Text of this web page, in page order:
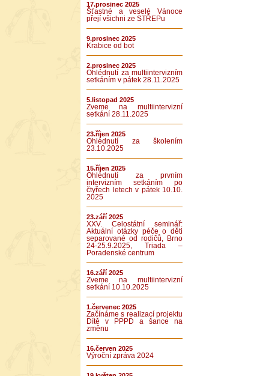
17.prosinec 2025
Šťastné a veselé Vánoce
přejí všichni ze STŘEPu
9.prosinec 2025
Krabice od bot
2.prosinec 2025
Ohlédnutí za multiintervizním
setkáním v pátek 28.11.2025
5.listopad 2025
Zveme na multiintervizní
setkání 28.11.2025
23.říjen 2025
Ohlédnutí za školením
23.10.2025
15.říjen 2025
Ohlédnutí za prvním
intervizním setkáním po
čtyřech letech v pátek 10.10.
2025
23.září 2025
XXV. Celostátní seminář:
Aktuální otázky péče o děti
separované od rodičů, Brno
24-25.9.2025, Triada –
Poradenské centrum
16.září 2025
Zveme na multiintervizní
setkání 10.10.2025
1.červenec 2025
Začínáme s realizací projektu
Dítě v PPPD a šance na
změnu
16.červen 2025
Výroční zpráva 2024